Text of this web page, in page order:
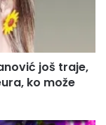
još traje,
ko može